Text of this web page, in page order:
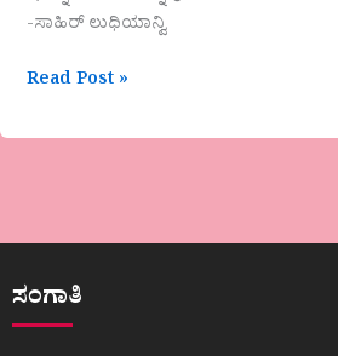
-ಸಾಹಿರ್ ಲುಧಿಯಾನ್ವಿ
Read Post »
ಸಂಗಾತಿ